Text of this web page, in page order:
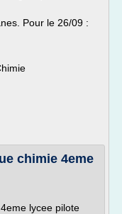
Pour le 26/09 :
chimie 4eme
lycee pilote